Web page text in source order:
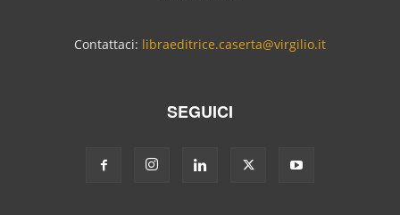
Contattaci: libraeditrice.caserta@virgilio.it
SEGUICI